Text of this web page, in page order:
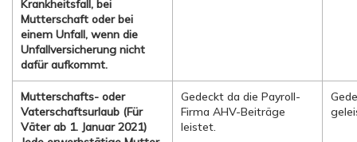
Krankheitsfall, bei
Mutterschaft oder bei
einem Unfall, wenn die
Unfallversicherung nicht
dafür aufkommt.
Mutterschafts- oder
Vaterschaftsurlaub (Für
Väter ab 1. Januar 2021)
Gedeckt da die Payroll-
Firma AHV-Beiträge
leistet.